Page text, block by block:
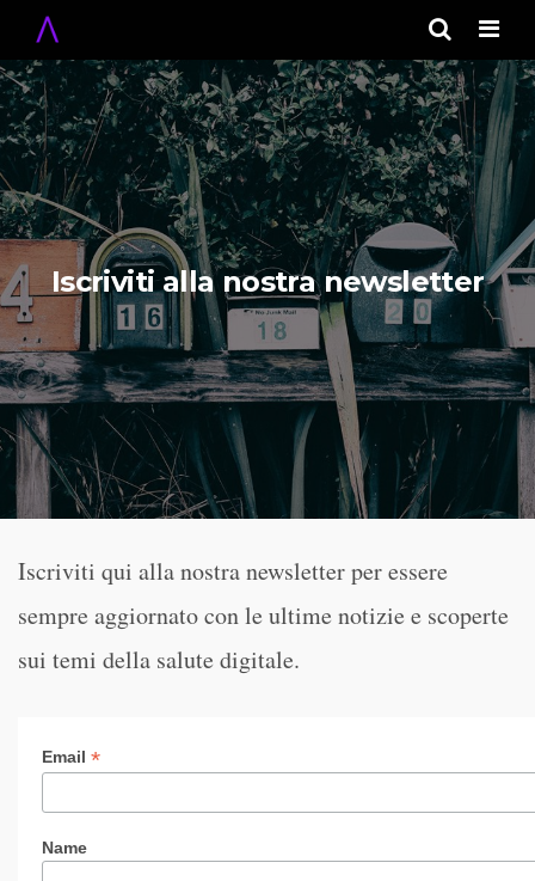
Iscriviti alla nostra newsletter
Iscriviti qui alla nostra newsletter per essere
sempre aggiornato con le ultime notizie e scoperte
sui temi della salute digitale.
Email *
Name